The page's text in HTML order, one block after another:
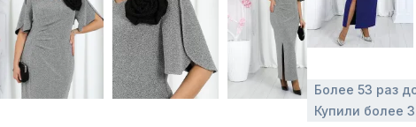
Более 53 раз
Купили более